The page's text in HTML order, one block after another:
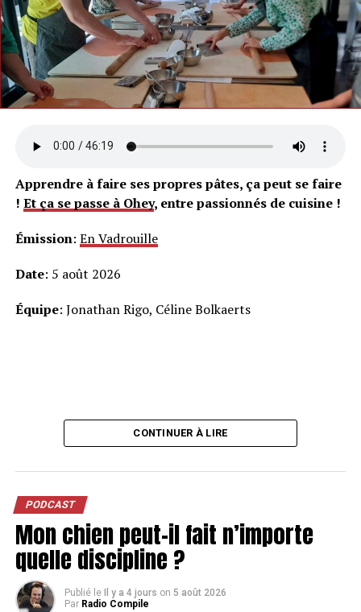
Apprendre à faire ses propres pâtes, ça peut se faire
! Et ça se passe à Ohey, entre passionnés de cuisine !
Émission: En Vadrouille
Date: 5 août 2026
Équipe: Jonathan Rigo, Céline Bolkaerts
CONTINUER À LIRE
PODCAST
Mon chien peut-il fait n’importe
quelle discipline ?
Publié le Il y a 4 jours on 5 août 2026
Par Radio Compile